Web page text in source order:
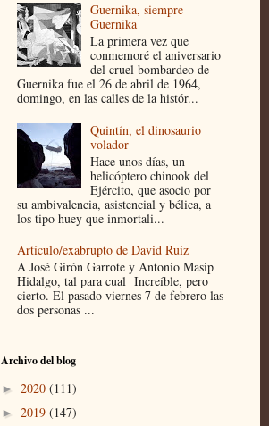
Guernika, siempre
Guernika
La primera vez que
conmemoré el aniversario
del cruel bombardeo de
Guernika fue el 26 de abril de 1964,
domingo, en las calles de la histór...
Quintín, el dinosaurio
volador
Hace unos días, un
helicóptero chinook del
Ejército, que asocio por
su ambivalencia, asistencial y bélica, a
los tipo huey que inmortali...
Artículo/exabrupto de David Ruiz
A José Girón Garrote y Antonio Masip
Hidalgo, tal para cual Increíble, pero
cierto. El pasado viernes 7 de febrero las
dos personas ...
Archivo del blog
► 2020 (111)
► 2019 (147)